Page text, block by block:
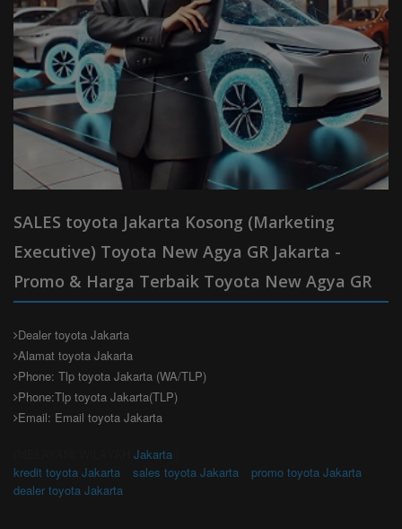
SALES toyota Jakarta Kosong (Marketing
Executive) Toyota New Agya GR Jakarta -
Promo & Harga Terbaik Toyota New Agya GR
Dealer toyota Jakarta
Alamat toyota Jakarta
Phone: Tlp toyota Jakarta (WA/TLP)
Phone:Tlp toyota Jakarta(TLP)
Email: Email toyota Jakarta
Jakarta
kredit toyota Jakarta
sales toyota Jakarta
promo toyota Jakarta
dealer toyota Jakarta